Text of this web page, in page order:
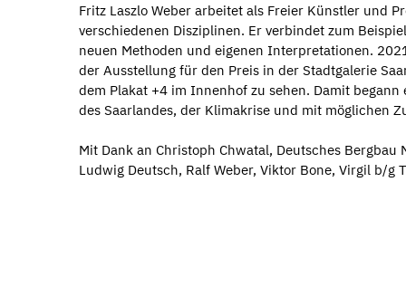
Fritz Laszlo Weber arbeitet als Freier Künstler und
verschiedenen Disziplinen. Er verbindet zum
neuen Methoden und eigenen Interpretationen.
der Ausstellung für den Preis in der Stadtgalerie
dem Plakat +4 im Innenhof zu sehen. Damit
des Saarlandes, der Klimakrise und mit möglichen
Mit Dank an Christoph Chwatal, Deutsches
Ludwig Deutsch, Ralf Weber, Viktor Bone, Virgil b/g